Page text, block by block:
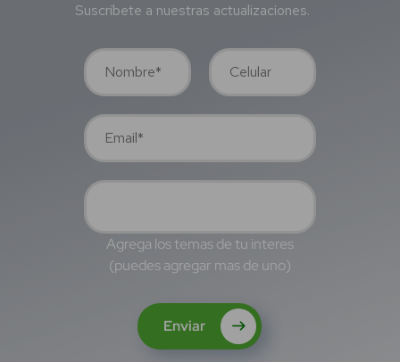
Suscríbete a nuestras actualizaciones.
Agrega los temas de tu interes
(puedes agregar mas de uno)
Enviar